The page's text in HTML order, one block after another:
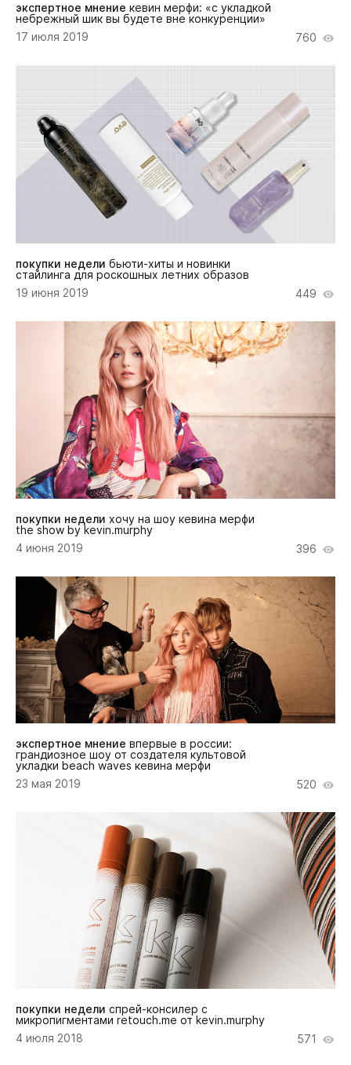
экспертное мнение кевин мерфи: «с укладкой
небрежный шик вы будете вне конкуренции»
17 июля 2019
760
покупки недели бьюти-хиты и новинки
стайлинга для роскошных летних образов
19 июня 2019
449
покупки недели хочу на шоу кевина мерфи
the show by kevin.murphy
4 июня 2019
396
экспертное мнение впервые в россии:
грандиозное шоу от создателя культовой
укладки beach waves кевина мерфи
23 мая 2019
520
покупки недели cпрей-консилер с
микропигментами retouch.me от kevin.murphy
4 июля 2018
571